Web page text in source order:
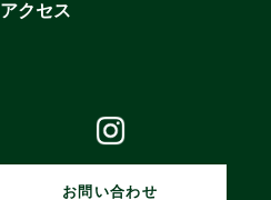
アクセス
お問い合わせ